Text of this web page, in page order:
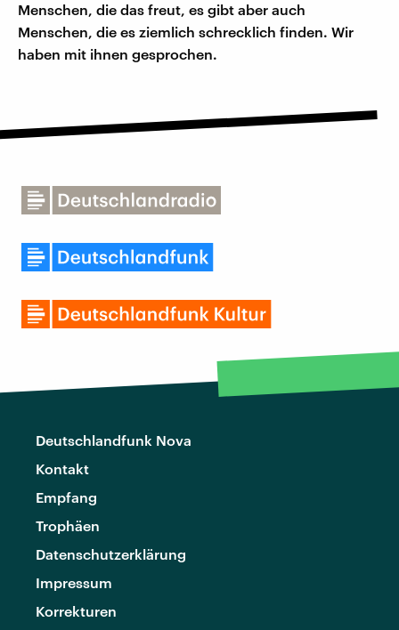
Menschen, die das freut, es gibt aber auch
Menschen, die es ziemlich schrecklich finden. Wir
haben mit ihnen gesprochen.
Deutschlandfunk Nova
Kontakt
Empfang
Trophäen
Datenschutzerklärung
Impressum
Korrekturen